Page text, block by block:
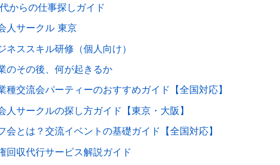
からの仕事探しガイド
人サークル 東京
ネススキル研修（個人向け）
のその後、何が起きるか
種交流会パーティーのおすすめガイド【全国対応】
人サークルの探し方ガイド【東京・大阪】
会とは？交流イベントの基礎ガイド【全国対応】
回収代行サービス解説ガイド